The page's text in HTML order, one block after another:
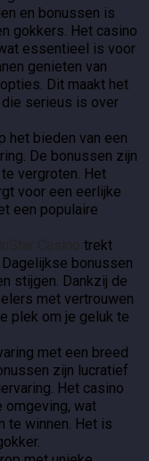
en bonussen is
gokkers. Het casino
essentieel is voor
genieten van
Dit maakt het
serieus is over
het bieden van een
De bonussen zijn
vergroten. Het
voor een eerlijke
een populaire
trekt
bonussen
stijgen. Dankzij de
met vertrouwen
plek om je geluk te
met een breed
zijn lucratief
Het casino
omgeving, wat
te winnen. Het is